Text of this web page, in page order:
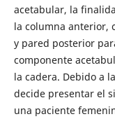
acetabular, la
la columna anterior,
y pared posterior
componente
la cadera. Debido a
decide presentar el
una paciente